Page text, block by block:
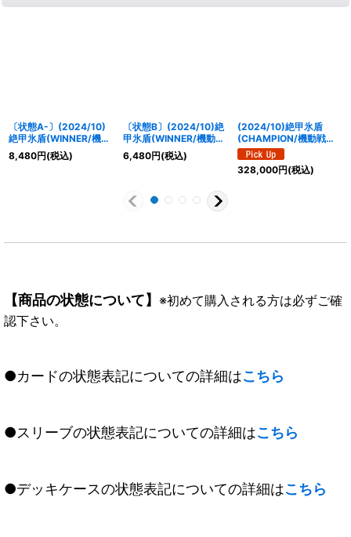
〔状態A-〕(2024/10)
絶甲氷盾(WINNER/機動
戦士ガンダムイラスト)
【-】{SD56-RV009}
8,480円(税込)
〔状態B〕(2024/10)絶
甲氷盾(WINNER/機動戦
士ガンダムイラスト)
【-】{SD56-RV009}
6,480円(税込)
(2024/10)絶甲氷盾
(CHAMPION/機動戦士
ガンダムイラスト)【-】
{SD56-RV009}《白》
328,000円(税込)
【商品の状態について】 ※初めて購入される方は必ずご確
認下さい。
●カードの状態表記についての詳細はこちら
●スリーブの状態表記についての詳細はこちら
●デッキケースの状態表記についての詳細はこちら